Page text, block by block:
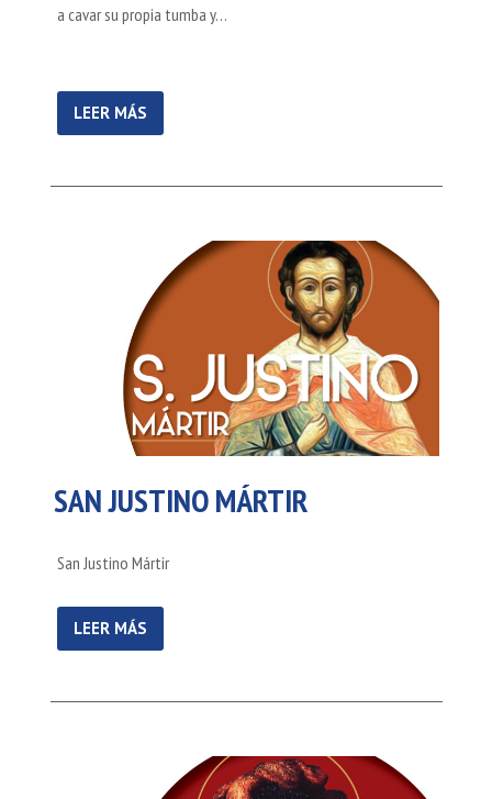
a cavar su propia tumba y…
LEER MÁS
SAN JUSTINO MÁRTIR
San Justino Mártir
LEER MÁS